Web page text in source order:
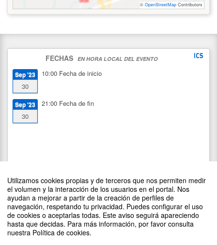
Utilizamos cookies propias y de terceros que nos permiten medir
el volumen y la interacción de los usuarios en el portal. Nos
ayudan a mejorar a partir de la creación de perfiles de
navegación, respetando tu privacidad. Puedes configurar el uso
de cookies o aceptarlas todas. Este aviso seguirá apareciendo
hasta que decidas. Para más información, por favor consulta
nuestra Política de cookies.
© OpenStreetMap Contributors
FECHAS EN HORA LOCAL DEL EVENTO
Sep '23
30
10:00 Fecha de inicio
Sep '23
30
21:00 Fecha de fin
DIFUNDE TU EVENTO PONIENDO EL SIGUIENTE CÓDIGO
EN TU SITIO